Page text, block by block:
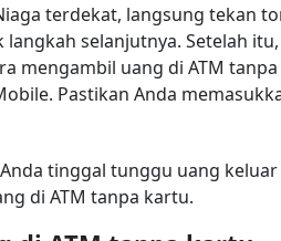
terdekat, langsung tekan
selanjutnya. Setelah
mengambil uang di ATM
Pastikan Anda
tinggal tunggu uang
di ATM tanpa kartu.